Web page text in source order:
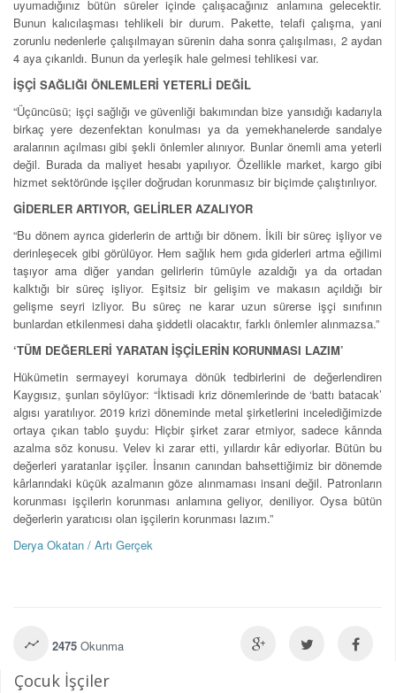
uyumadığınız bütün süreler içinde çalışacağınız anlamına gelecektir.
Bunun kalıcılaşması tehlikeli bir durum. Pakette, telafi çalışma, yani
zorunlu nedenlerle çalışılmayan sürenin daha sonra çalışılması, 2 aydan
4 aya çıkarıldı. Bunun da yerleşik hale gelmesi tehlikesi var.
İŞÇİ SAĞLIĞI ÖNLEMLERİ YETERLİ DEĞİL
“Üçüncüsü; işçi sağlığı ve güvenliği bakımından bize yansıdığı kadarıyla
birkaç yere dezenfektan konulması ya da yemekhanelerde sandalye
aralarının açılması gibi şekli önlemler alınıyor. Bunlar önemli ama yeterli
değil. Burada da maliyet hesabı yapılıyor. Özellikle market, kargo gibi
hizmet sektöründe işçiler doğrudan korunmasız bir biçimde çalıştırılıyor.
GİDERLER ARTIYOR, GELİRLER AZALIYOR
“Bu dönem ayrıca giderlerin de arttığı bir dönem. İkili bir süreç işliyor ve
derinleşecek gibi görülüyor. Hem sağlık hem gıda giderleri artma eğilimi
taşıyor ama diğer yandan gelirlerin tümüyle azaldığı ya da ortadan
kalktığı bir süreç işliyor. Eşitsiz bir gelişim ve makasın açıldığı bir
gelişme seyri izliyor. Bu süreç ne karar uzun sürerse işçi sınıfının
bunlardan etkilenmesi daha şiddetli olacaktır, farklı önlemler alınmazsa.”
‘TÜM DEĞERLERİ YARATAN İŞÇİLERİN KORUNMASI LAZIM’
Hükümetin sermayeyi korumaya dönük tedbirlerini de değerlendiren
Kaygısız, şunları söylüyor: “İktisadi kriz dönemlerinde de ‘battı batacak’
algısı yaratılıyor. 2019 krizi döneminde metal şirketlerini incelediğimizde
ortaya çıkan tablo şuydu: Hiçbir şirket zarar etmiyor, sadece kârında
azalma söz konusu. Velev ki zarar etti, yıllardır kâr ediyorlar. Bütün bu
değerleri yaratanlar işçiler. İnsanın canından bahsettiğimiz bir dönemde
kârlarındaki küçük azalmanın göze alınmaması insani değil. Patronların
korunması işçilerin korunması anlamına geliyor, deniliyor. Oysa bütün
değerlerin yaratıcısı olan işçilerin korunması lazım.”
Derya Okatan / Artı Gerçek
2475 Okunma
Çocuk İşçiler